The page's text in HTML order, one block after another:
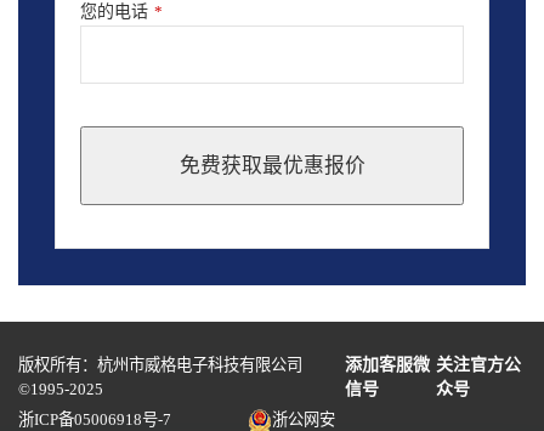
您的电话 *
免费获取最优惠报价
should
blank
版权所有：杭州市威格电子科技有限公司
©1995-2025
添加客服微
信号
关注官方公
众号
浙ICP备05006918号-7
浙公网安